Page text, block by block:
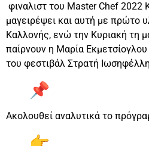
φιναλιστ του Master Chef
μαγειρέψει και αυτή με πρώτο
Καλλονής, ενώ την Κυριακή τη
παίρνουν η Μαρία
του φεστιβάλ Στρατή
Ακολουθεί αναλυτικά το